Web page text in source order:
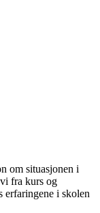
om situasjonen i
fra kurs og
erfaringene i skolen